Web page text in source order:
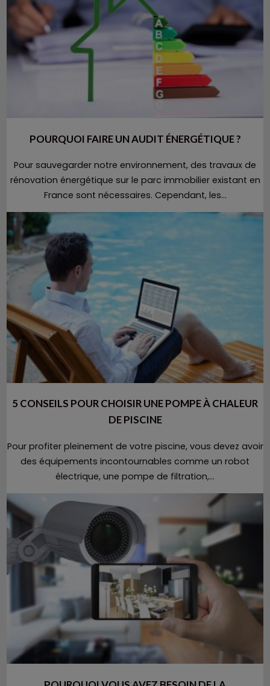
POURQUOI FAIRE UN AUDIT ÉNERGÉTIQUE ?
Pour sauvegarder notre environnement, des travaux de
rénovation énergétique sur le parc immobilier existant en
France sont nécessaires. Cependant, les...
5 CONSEILS POUR CHOISIR UNE POMPE À CHALEUR
DE PISCINE
Pour profiter pleinement de votre piscine, vous devez avoir
des équipements incontournables comme un robot
électrique, une pompe de filtration,...